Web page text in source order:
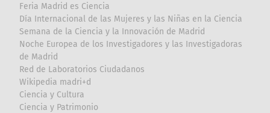
Feria Madrid es Ciencia
Día Internacional de las Mujeres y las Niñas en la Ciencia
Semana de la Ciencia y la Innovación de Madrid
Noche Europea de los Investigadores y las Investigadoras
de Madrid
Red de Laboratorios Ciudadanos
Wikipedia madri+d
Ciencia y Cultura
Ciencia y Patrimonio